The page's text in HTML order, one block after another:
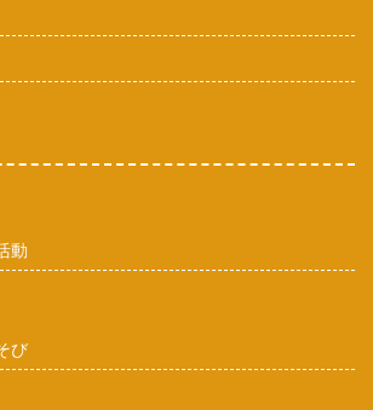
動
び